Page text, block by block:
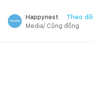
Happynest Theo dõi
Media/ Cộng đồng